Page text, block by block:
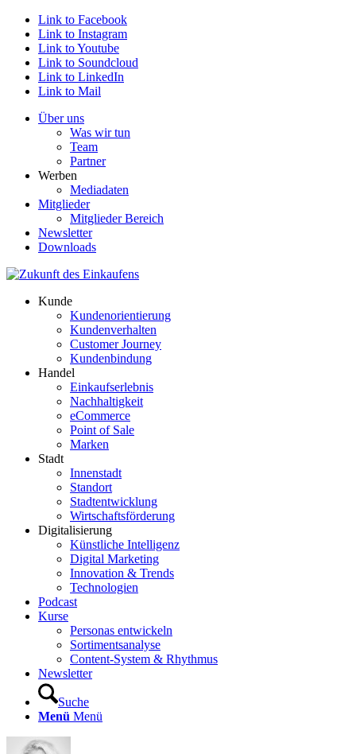
Link to Facebook
Link to Instagram
Link to Youtube
Link to Soundcloud
Link to LinkedIn
Link to Mail
Über uns
Was wir tun
Team
Partner
Werben
Mediadaten
Mitglieder
Mitglieder Bereich
Newsletter
Downloads
Kunde
Kundenorientierung
Kundenverhalten
Customer Journey
Kundenbindung
Handel
Einkaufserlebnis
Nachhaltigkeit
eCommerce
Point of Sale
Marken
Stadt
Innenstadt
Standort
Stadtentwicklung
Wirtschaftsförderung
Digitalisierung
Künstliche Intelligenz
Digital Marketing
Innovation & Trends
Technologien
Podcast
Kurse
Personas entwickeln
Sortimentsanalyse
Content-System & Rhythmus
Newsletter
Suche
Menü Menü